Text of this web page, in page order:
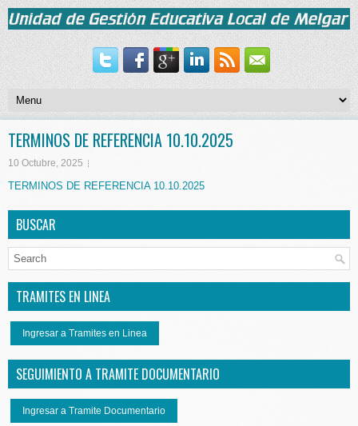
TERMINOS DE REFERENCIA 10.10.2025
10 Octubre, 2025
TERMINOS DE REFERENCIA 10.10.2025
BUSCAR
TRAMITES EN LINEA
Ingresar a Tramites en Linea
SEGUIMIENTO A TRAMITE DOCUMENTARIO
Ingresar a Tramite Documentario